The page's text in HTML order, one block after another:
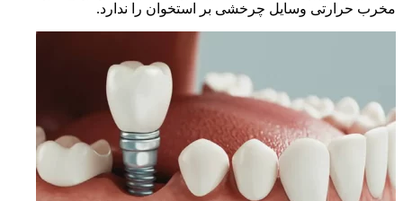
مخرب حرارتی وسایل چرخشی بر استخوان را ندارد.